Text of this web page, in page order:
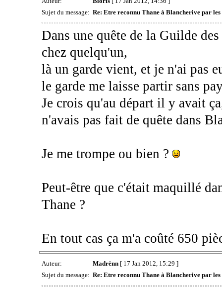
Sujet du message: Re: Etre reconnu Thane à Blancherive par les
Dans une quête de la Guilde
chez quelqu'un,
là un garde vient, et je n'ai pas
le garde me laisse partir sans
Je crois qu'au départ il y avait
n'avais pas fait de quête dans
Je me trompe ou bien ?
Peut-être que c'était maquillé
Thane ?
En tout cas ça m'a coûté 650
Auteur: Madrënn[ 17 Jan 2012, 15:29 ]
Sujet du message: Re: Etre reconnu Thane à Blancherive par les